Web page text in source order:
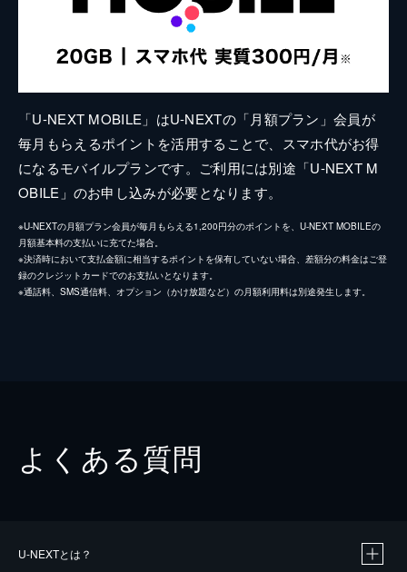
「U-NEXT MOBILE」はU-NEXTの「月額プラン」会員が
毎月もらえるポイントを活用することで、スマホ代がお得
になるモバイルプランです。ご利用には別途「U-NEXT M
OBILE」のお申し込みが必要となります。
※U-NEXTの月額プラン会員が毎月もらえる1,200円分のポイントを、U-NEXT MOBILEの
月額基本料の支払いに充てた場合。
※決済時において支払金額に相当するポイントを保有していない場合、差額分の料金はご登
録のクレジットカードでのお支払いとなります。
※通話料、SMS通信料、オプション（かけ放題など）の月額利用料は別途発生します。
よくある質問
U-NEXTとは？